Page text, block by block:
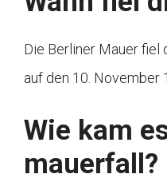
Die Berliner Mauer fiel
auf den 10. November
Wie kam
mauerfall?